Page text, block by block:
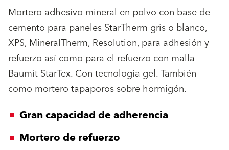
Mortero adhesivo mineral en polvo con base de
cemento para paneles StarTherm gris o blanco,
XPS, MineralTherm, Resolution, para adhesión y
refuerzo así como para el refuerzo con malla
Baumit StarTex. Con tecnología gel. También
como mortero tapaporos sobre hormigón.
Gran capacidad de adherencia
Mortero de refuerzo